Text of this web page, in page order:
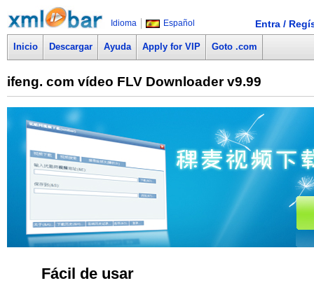
Idioma Español Entra /
Inicio Descargar Ayuda Apply for VIP Goto .com
ifeng. com vídeo FLV Downloader v9.99
Fácil de usar